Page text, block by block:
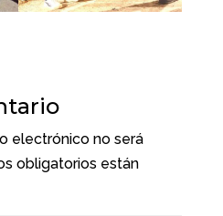
electrónico no será
obligatorios están